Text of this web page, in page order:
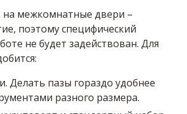
на межкомнатные двери –
поэтому специфический
не будет задействован. Для
Делать пазы гораздо удобнее
разного размера.